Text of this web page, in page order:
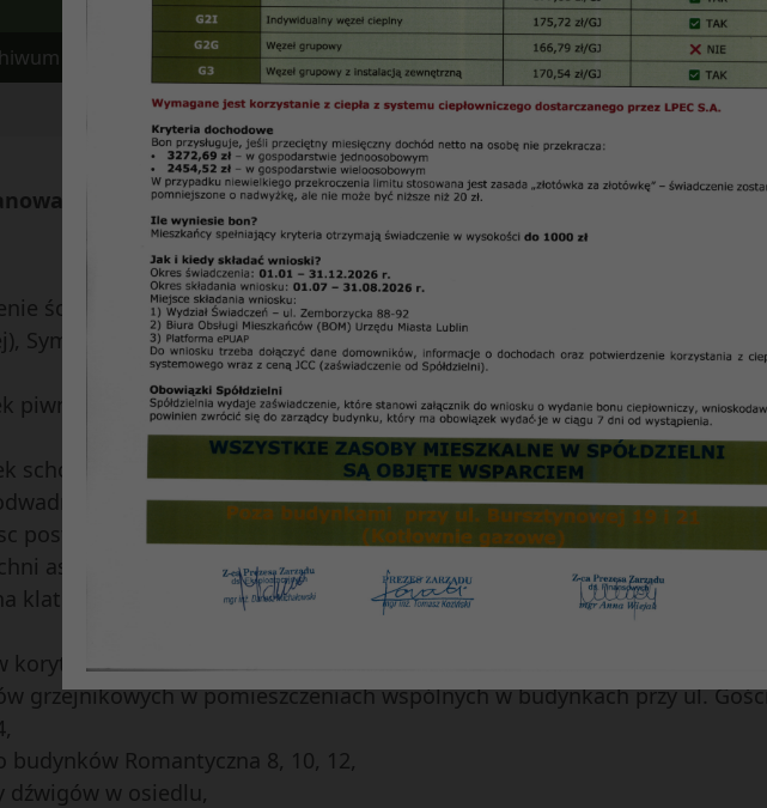
Wykaz robót zaplanowanych do wykonania w 2017 r.
do wykonania w 2017 r.
ścian szczytowych budynków przy u. Sympatycznej 1 (szczyt
Sympatyczna 3 (szczyt południowy), Fantastycznej 5, 19, 21, Radości 14,
piwnicznych w budynkach Sympatyczna 1, 3, Romantyczna 6, 8, 10, 12,
schodowych w budynkach Gościnna 11, Fantastyczna 11,
przy budynku Romantyczna 9,
postojowych przy ul. Fantastycznej 11, Sympatycznej 1, 10, Radości 14,
asfaltowej w osiedlu,
klatkach schodowych w budynkach Gościnna 7, 9, 11, 13, Sympatyczna
korytarzach przed windami w budynkach przy ul. Przedwiośnie 1, 3, 7,
grzejnikowych w pomieszczeniach wspólnych w budynkach przy ul.
budynków Romantyczna 8, 10, 12,
dźwigów w osiedlu,